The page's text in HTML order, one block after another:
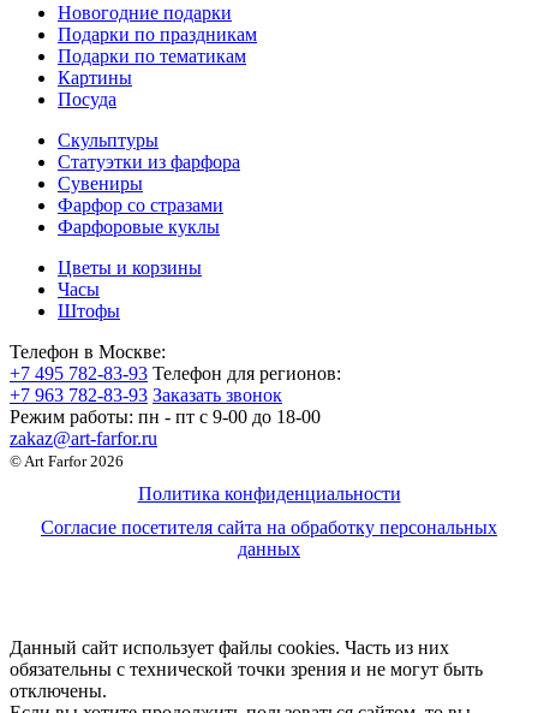
Новогодние подарки
Подарки по праздникам
Подарки по тематикам
Картины
Посуда
Скульптуры
Статуэтки из фарфора
Сувениры
Фарфор со стразами
Фарфоровые куклы
Цветы и корзины
Часы
Штофы
Телефон в Москве:
+7 495 782-83-93 Телефон для регионов:
+7 963 782-83-93 Заказать звонок
Режим работы: пн - пт c 9-00 до 18-00
zakaz@art-farfor.ru
© Art Farfor 2026
Политика конфиденциальности
Согласие посетителя сайта на обработку персональных
данных
Данный сайт использует файлы cookies. Часть из них
обязательны с технической точки зрения и не могут быть
отключены.